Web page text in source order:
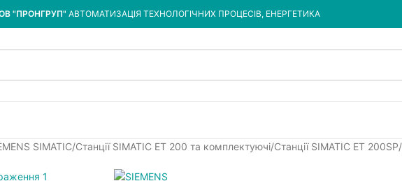
"ПРОНГРУП" АВТОМАТИЗАЦІЯ ТЕХНОЛОГІЧНИХ ПРОЦЕСІВ, ЕНЕРГЕТИКА
SIMATIC Станції SIMATIC ET 200 та комплектуючі Станції SIMATIC ET 200SP